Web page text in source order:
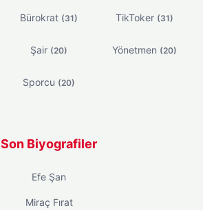
Bürokrat (31) TikToker (31)
Şair (20) Yönetmen (20)
Sporcu (20)
Son Biyografiler
Efe Şan
Miraç Fırat